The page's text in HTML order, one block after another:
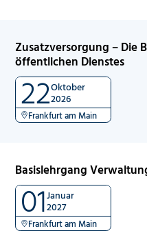
Zusatzversorgung – Die
öffentlichen Dienstes
22Oktober
2026
Frankfurt am Main
Basislehrgang
01Januar
2027
Frankfurt am Main